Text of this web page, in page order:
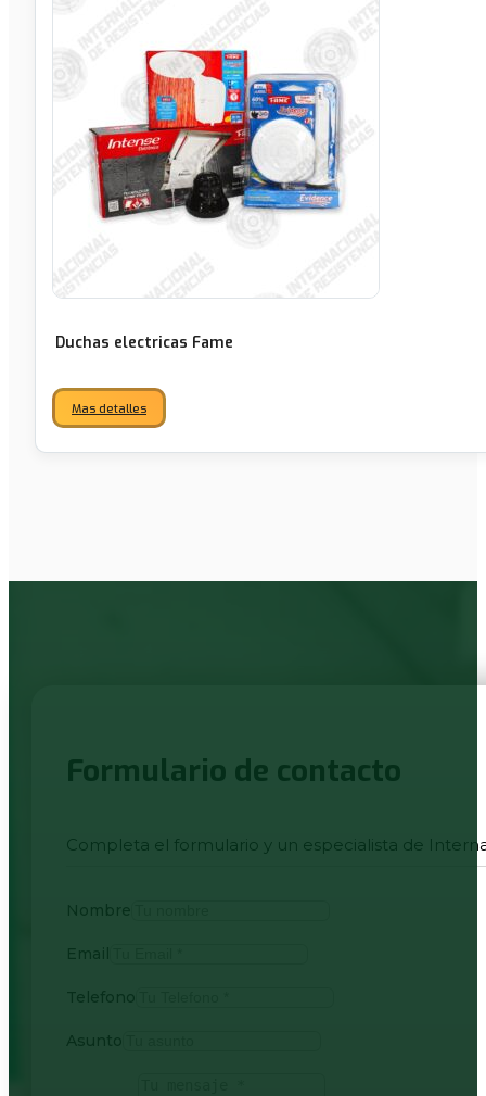
Duchas electricas Fame
Mas detalles
Formulario de contacto
Completa el formulario y un especialista de
Nombre
Email
Telefono
Asunto